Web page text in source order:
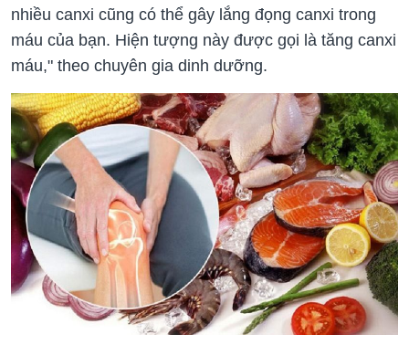
nhiều canxi cũng có thể gây lắng đọng canxi trong
máu của bạn. Hiện tượng này được gọi là tăng canxi
máu," theo chuyên gia dinh dưỡng.